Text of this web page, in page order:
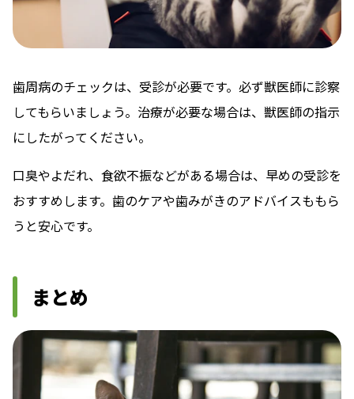
歯周病のチェックは、受診が必要です。必ず獣医師に診察
してもらいましょう。治療が必要な場合は、獣医師の指示
にしたがってください。
口臭やよだれ、食欲不振などがある場合は、早めの受診を
おすすめします。歯のケアや歯みがきのアドバイスももら
うと安心です。
まとめ